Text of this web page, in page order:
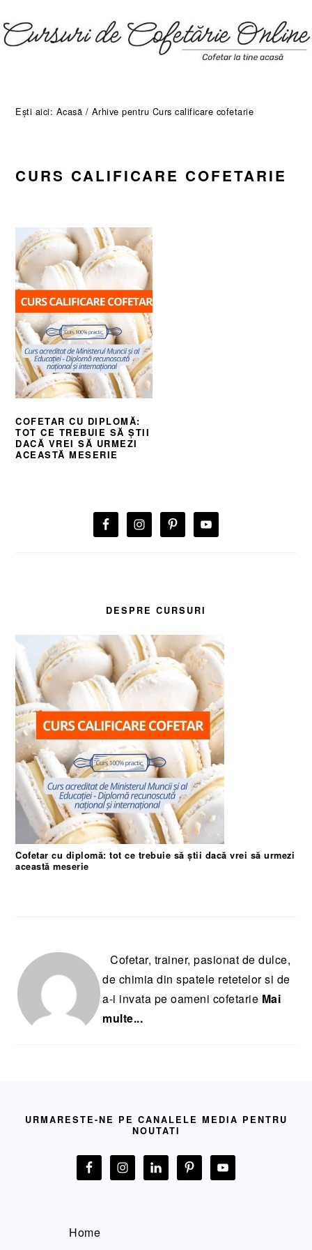
to
primary
to
main
to
primary
to
footer
Ești aici: Acasă / Arhive pentru Curs calificare cofetarie
CURS CALIFICARE COFETARIE
COFETAR CU DIPLOMĂ:
TOT CE TREBUIE SĂ ȘTII
DACĂ VREI SĂ URMEZI
ACEASTĂ MESERIE
PRINCIPALĂ
DESPRE CURSURI
Cofetar cu diplomă: tot ce trebuie să știi dacă vrei să urmezi
această meserie
Cofetar, trainer, pasionat de dulce,
de chimia din spatele retetelor si de
a-i invata pe oameni cofetarie Mai
multe...
URMARESTE-NE PE CANALELE MEDIA PENTRU
NOUTATI
Home